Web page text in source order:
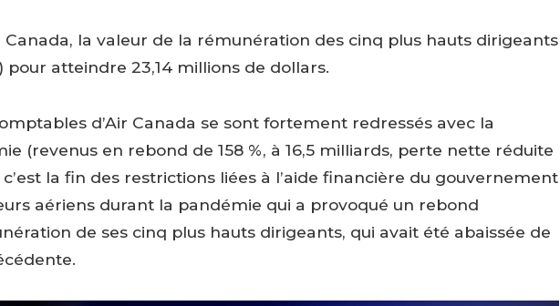
la valeur de la rémunération des cinq plus hauts dirigeants
pour atteindre 23,14 millions de dollars.
d’Air Canada se sont fortement redressés avec la
(revenus en rebond de 158 %, à 16,5 milliards, perte nette réduite
la fin des restrictions liées à l’aide financière du gouvernement
aériens durant la pandémie qui a provoqué un rebond
de ses cinq plus hauts dirigeants, qui avait été abaissée de